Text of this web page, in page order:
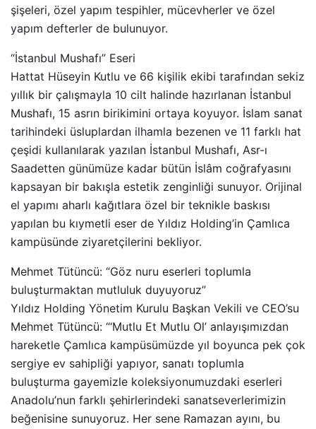
şişeleri, özel yapım tespihler, mücevherler ve özel
yapım defterler de bulunuyor.
“İstanbul Mushafı” Eseri
Hattat Hüseyin Kutlu ve 66 kişilik ekibi tarafından sekiz
yıllık bir çalışmayla 10 cilt halinde hazırlanan İstanbul
Mushafı, 15 asrın birikimini ortaya koyuyor. İslam sanat
tarihindeki üsluplardan ilhamla bezenen ve 11 farklı hat
çeşidi kullanılarak yazılan İstanbul Mushafı, Asr-ı
Saadetten günümüze kadar bütün İslâm coğrafyasını
kapsayan bir bakışla estetik zenginliği sunuyor. Orijinal
el yapımı aharlı kağıtlara özel bir teknikle baskısı
yapılan bu kıymetli eser de Yıldız Holding’in Çamlıca
kampüsünde ziyaretçilerini bekliyor.
Mehmet Tütüncü: “Göz nuru eserleri toplumla
buluşturmaktan mutluluk duyuyoruz”
Yıldız Holding Yönetim Kurulu Başkan Vekili ve CEO’su
Mehmet Tütüncü: “‘Mutlu Et Mutlu Ol’ anlayışımızdan
hareketle Çamlıca kampüsümüzde yıl boyunca pek çok
sergiye ev sahipliği yapıyor, sanatı toplumla
buluşturma gayemizle koleksiyonumuzdaki eserleri
Anadolu’nun farklı şehirlerindeki sanatseverlerimizin
beğenisine sunuyoruz. Her sene Ramazan ayını, bu